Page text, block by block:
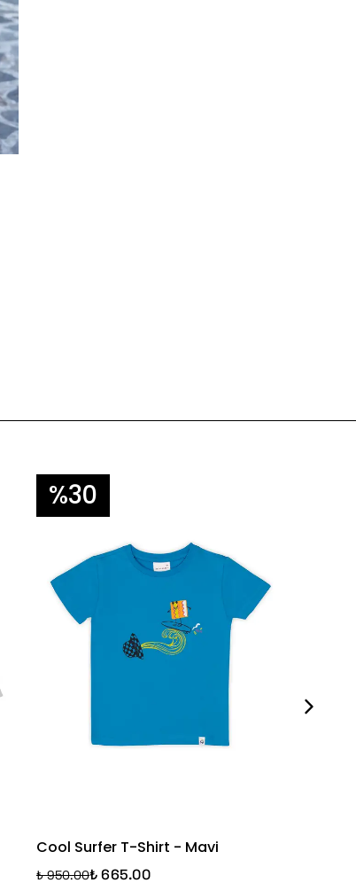
%30
Cool Surfer T-Shirt - Mavi
₺ 950.00₺ 665.00